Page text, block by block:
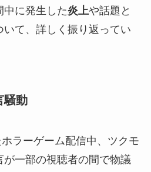
中に発生した炎上や話題と
て、詳しく振り返ってい
騒動
ラーゲーム配信中、ツクモ
が一部の視聴者の間で物議